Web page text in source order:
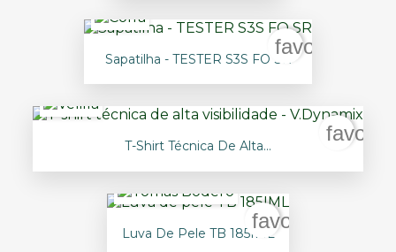
Sapatilha - TESTER S3S FO SR
T-Shirt Técnica De Alta...
Luva De Pele TB 185IML
favorite_border